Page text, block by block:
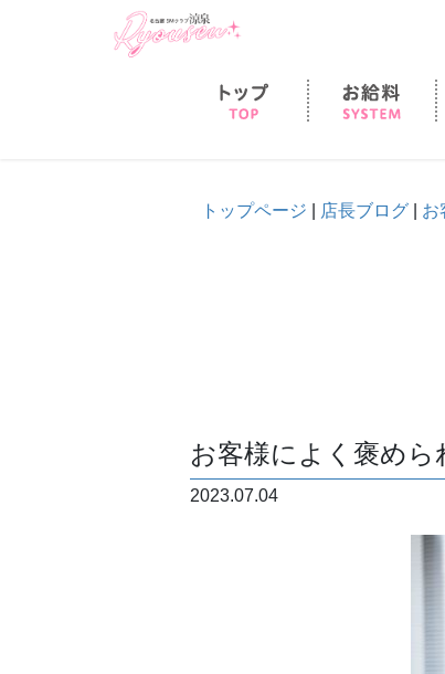
ホーム
トップページ 店長ブログ お
お客様によく褒め
2023.07.04